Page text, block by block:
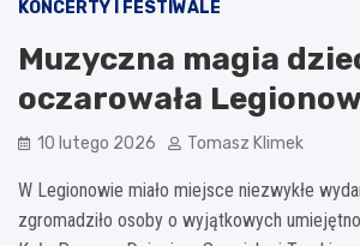
KONCERTY I FESTIWALE
Muzyczna magia
oczarowała
10 lutego 2026 Tomasz Klimek
W Legionowie miało miejsce niezwykłe
zgromadziło osoby o wyjątkowych